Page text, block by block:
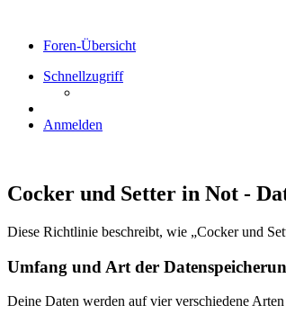
Foren-Übersicht
Schnellzugriff
Anmelden
Cocker und Setter in Not -
Diese Richtlinie beschreibt, wie „Cocker und
Umfang und Art der
Deine Daten werden auf vier verschiedene Arten